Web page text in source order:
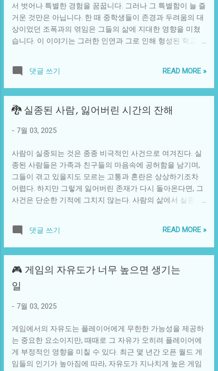
를 소비하며, 타인의 모습과 비교하는 문화를 자연스럽게 형
성하고 있다. 이러한 비교는 자신에 대한 불만족으로 이어질
수 있으며, 결국 성형 외과를 통해 이를 해결하려는 강한 욕구
를 만들어낸다. 과거에는 진정한 자아를 찾는 것에 대한 중요
볼 수 있다. 기술 발전도 성형 외과의 진화를 가속화하고 있
다. 예를 들어, 3D 스캐닝 및 인공지능 활용이 대중화되면서,
고 결정을 내릴 수 있다. 이는 성형 수술의 결과에 대한 불안
불어 수술 방법 역시 비침습적인 방법들이 개발되어, 회복 기
발전은 성형 외과를 더욱 접근하기 쉬운 분야로 만들어 주
었...
서 벗어나 특별한 경험을 꿈꿉니다. 그러나 그 특별함이 늘 즐
거운 것만은 아닙니다. 한 때 중학생들이 존경과 두려움의 대
상이었던 조폭과의 엮임은 그들의 삶에 지대한 영향을 미쳤
습니다. 이 이야기는 그러한 인연과 그로 인해 형성된 학교 내
학교에 가면 누구보다 신선한 바람을 맞으며 신나게 시작했
던 학생들이 있었습니다. 평범한 중학생들, 그러나 그들 사이
에 돌발적으로 나타난 조폭. 그것은 단순한 전설 속의 등장 인
니다. 그들은 골목에서 조용히 흘러가는 시간 대신, 강렬하고
다. 이 시기, 조폭의 등장은 학교 내 여러 부정적인 요소와 맞
해져야 했고, 이들은 극단적인 상황에서 의지할 안전장치를
찾게 됩니다. 일부 학생들은 조폭들과의 친분을 쌓으면서 그
들의 힘이 자기들 삶에도 관여하게 되는 경험을 하게 됩니다.
이런 관계는 종종 학교 폭력을 부추기거나 빈번한 갈등으로
이어지기도 했습니다. 또한 조폭들이 자주 출몰하면서 생기
부모와 교사들 사이에서도 이른바 '조폭 막연성'이 이루어졌
가 존재하며, 중학생들은 양쪽 세계 사이에서 불안한 갈등을
겪게 됩니다. 이런 상황 속에선 명백한 논란이 발생했습니다.
민들이 서로 얽히며, 결국 학생들은 자신들을 방어하기 위해
보여주기 위해 숨겨야 할 본모습과 자신이 진정 원하는 목표
는 상충...
댓글 쓰기 READ MORE »
🐉 실종된 사람, 잃어버린 시간의 잔해
- 7월 03, 2025
사람이 실종되는 것은 종종 비극적인 사건으로 여겨진다. 실
종된 사람들은 가족과 친구들의 마음속에 공허함을 남기며,
그들이 겪고 있을지도 모르는 고통과 혼란은 상상하기조차
어렵다. 하지만 그렇게 잃어버린 존재가 다시 돌아온다면, 그
사건은 단순한 기적에 그치지 않는다. 사람의 삶에서 실종이
은 다양하다. 자연재해, 범죄, 개인적인 선택 등 그 이유는 한
가득이지만, 공통점은 실종된 사람과 그를 기다리는 사람들
희망의 끈을 놓지 않지만, 시간이 지날수록 그 기대는 서서히
희미해진다. 경찰서와 병원, 그리고 지역 사회는 애타게 실종
자를 찾기 위해 동원되며, 지역 뉴스는 그 소식을 전해 준다.
하지만 시간이 지나면, 그 자극적인 뉴스는 차츰 사람들의 기
가곤 한다. 이런 상황에서 만약 실종자가 다시 나타난다면 그
사건은 어떤 반응을 일으킬까? 사람들은 회상과 감정의 파노
라마 속으로 빨려 들어가게 되고, 긍정적인 감정은 물론 여전
히 남아 있는 상처에서도 벗어나기 힘들 것이다. 특히 직접적
댓글 쓰기 READ MORE »
🎮 게임의 자유도가 너무 높으면 생기는
일
- 7월 03, 2025
게임에서의 자유도는 플레이어에게 무한한 가능성을 제공하
는 중요한 요소이지만, 때때로 그 자유가 오히려 플레이어에
게 부정적인 영향을 미칠 수 있다. 최근 몇 년간 오픈 월드 게
임들의 인기가 높아짐에 따라, 자유도가 지나치게 높은 게임